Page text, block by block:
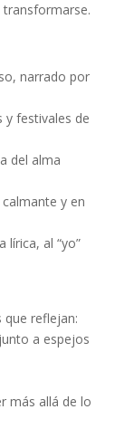
narrado por
y festivales de
del alma
y en
lírica, al “yo”
que reflejan:
a espejos
más allá de lo